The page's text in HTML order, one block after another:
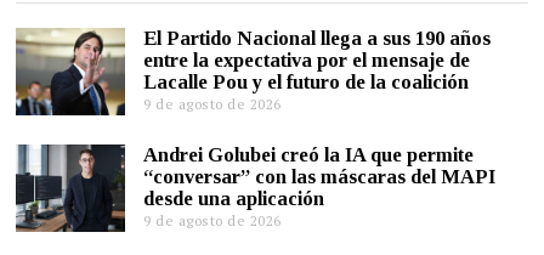
El Partido Nacional llega a sus 190 años
entre la expectativa por el mensaje de
Lacalle Pou y el futuro de la coalición
9 de agosto de 2026
Andrei Golubei creó la IA que permite
“conversar” con las máscaras del MAPI
desde una aplicación
9 de agosto de 2026